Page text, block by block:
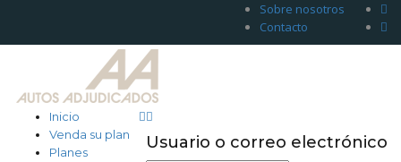
Sobre nosotros
Contacto
Usuario o correo electrónico
Inicio
Venda su plan
Planes